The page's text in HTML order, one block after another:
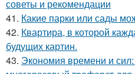
советы и рекомендации
41. Какие парки или сады
42. Квартира, в которой
будущих картин.
43. Экономия времени и сил: